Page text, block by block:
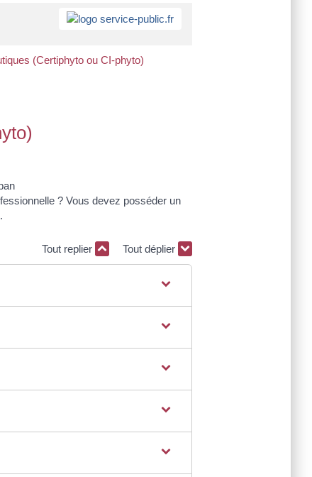
(Certiphyto ou CI-phyto)
? Vous devez posséder un
Tout replier Tout déplier